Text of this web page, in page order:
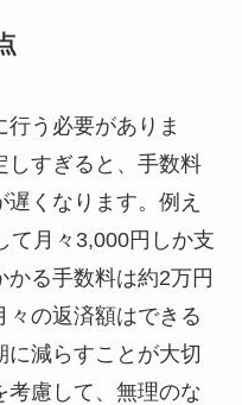
行う必要がありま
しすぎると、手数料
くなります。例え
て月々3,000円しか支
る手数料は約2万円
々の返済額はできる
に減らすことが大切
考慮して、無理のな